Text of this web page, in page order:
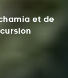
et de